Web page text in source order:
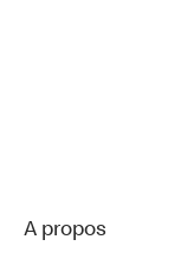
A propos